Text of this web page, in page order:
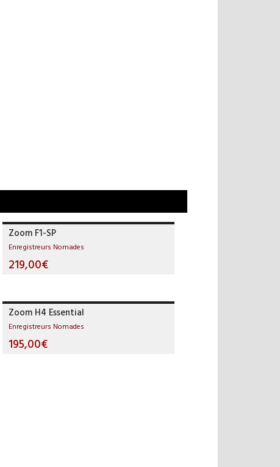
Zoom F1-SP
Enregistreurs Nomades
219,00€
Zoom H4 Essential
Enregistreurs Nomades
195,00€